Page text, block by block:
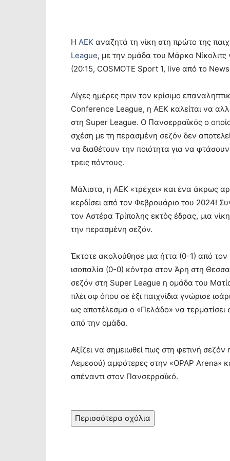
Η ΑΕΚ αναζητά τη νίκη στη πρώτο της
League, με την ομάδα του Μάρκο
(20:15, COSMOTE Sport 1, live από το
Λίγες ημέρες πριν τον κρίσιμο
Conference League, η ΑΕΚ καλείται να
στη Super League. Ο Πανσερραϊκός ο
σχέση με τη περασμένη σεζόν δεν
να διαθέτουν την ποιότητα για να
τρεις πόντους.
Μάλιστα, η ΑΕΚ «τρέχει» και ένα άκρως
κερδίσει από τον Φεβρουάριο του 2024!
τον Αστέρα Τρίπολης εκτός έδρας, μια
την περασμένη σεζόν.
Έκτοτε ακολούθησε μια ήττα (0-1) από
ισοπαλία (0-0) κόντρα στον Άρη στη
σεζόν στη Super League η ομάδα του
πλέι οφ όπου σε έξι παιχνίδια γνώρισε
ως αποτέλεσμα ο «Πελάδο» να
από την ομάδα.
Αξίζει να σημειωθεί πως στη φετινή
Λεμεσού) αμφότερες στην «OPAP Arena»
απέναντι στον Πανσερραϊκό.
Περισσότερα σχόλια